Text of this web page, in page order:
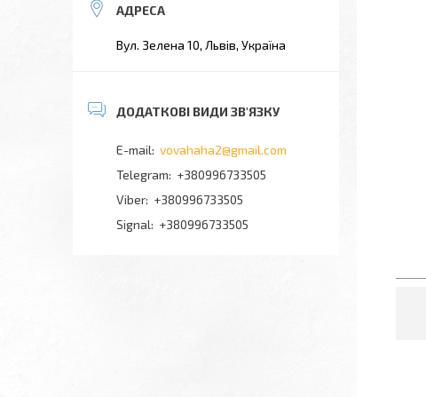
Вул. Зелена 10, Львів, Україна
vovahaha2@gmail.com
+380996733505
+380996733505
Signal
+380996733505